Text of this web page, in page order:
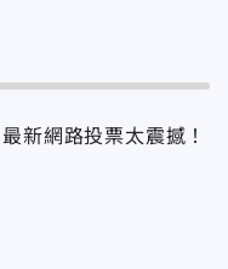
新網路投票太震撼！